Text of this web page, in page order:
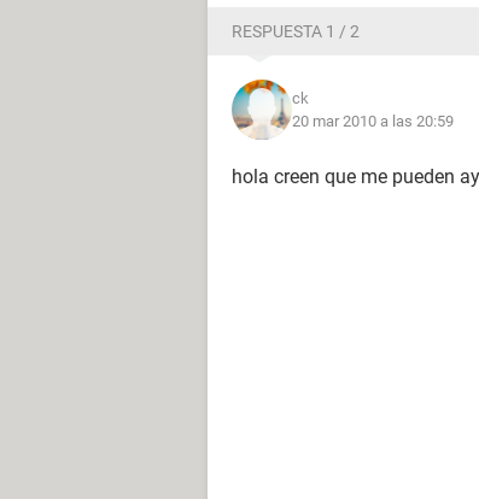
RESPUESTA 1 / 2
ck
20 mar 2010 a las 20:59
hola creen que me pueden